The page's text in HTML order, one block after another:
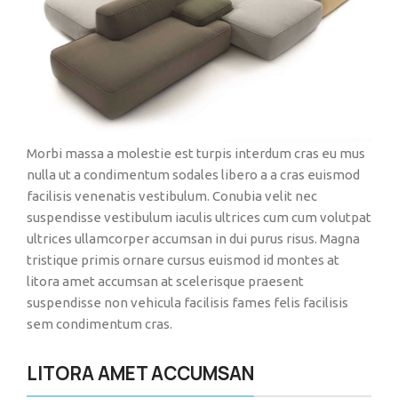
Morbi massa a molestie est turpis interdum cras eu mus
nulla ut a condimentum sodales libero a a cras euismod
facilisis venenatis vestibulum. Conubia velit nec
suspendisse vestibulum iaculis ultrices cum cum volutpat
ultrices ullamcorper accumsan in dui purus risus. Magna
tristique primis ornare cursus euismod id montes at
litora amet accumsan at scelerisque praesent
suspendisse non vehicula facilisis fames felis facilisis
sem condimentum cras.
LITORA AMET ACCUMSAN